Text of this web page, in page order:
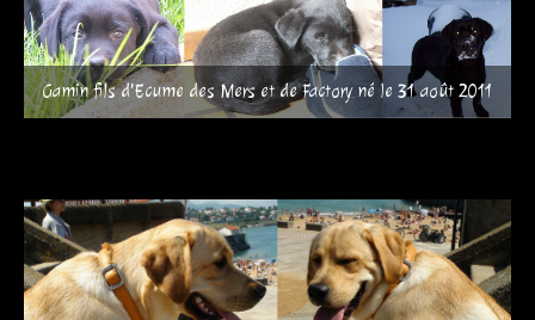
Gamin fils d'Ecume des Mers et de Factory né le 31 août 2011